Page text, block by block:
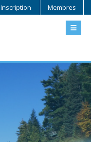
Inscription Membres